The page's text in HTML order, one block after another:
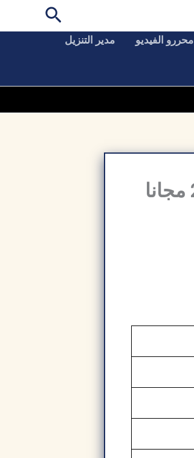
البحث
محررو الفيديو مدير التنزيل